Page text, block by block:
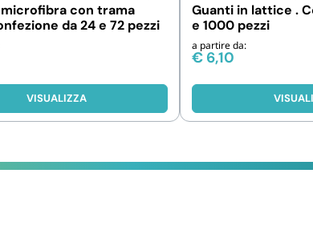
microfibra con trama
da 24 e 72 pezzi
VISUALIZZA
Guanti in lattice .
e 1000 pezzi
a partire da:
€ 6,10